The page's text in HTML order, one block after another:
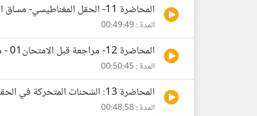
المحاضرة 11- الحقل المغناطيسي- مساق الكهرباء والمغناطيس-MIT
المدة : 00:49:49
المحاضرة 12- مراجعة قبل الامتحان01 - مساق الكهرباء والمغناطيس-MIT
المدة : 00:50:45
المحاضرة 13: الشحنات المتحركة في الحقل-B - مساق الكهرباء والمغناطيس-MIT
المدة : 00:48:58